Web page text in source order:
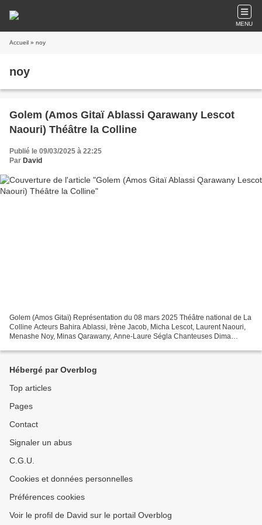
MENU
Accueil » noy
noy
Golem (Amos Gitaï Ablassi Qarawany Lescot
Naouri) Théâtre la Colline
Publié le 09/03/2025 à 22:25
Par David
Golem (Amos Gitaï) Représentation du 08 mars 2025 Théâtre national de La
Colline Acteurs Bahira Ablassi, Irène Jacob, Micha Lescot, Laurent Naouri,
Menashe Noy, Minas Qarawany, Anne-Laure Ségla Chanteuses Dima
Hébergé par Overblog
Top articles
Pages
Contact
Signaler un abus
C.G.U.
Cookies et données personnelles
Préférences cookies
Voir le profil de David sur le portail Overblog